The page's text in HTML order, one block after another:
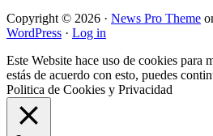
Copyright © 2026 · News Pro Theme
WordPress · Log in
Este Website hace uso de cookies para
estás de acuerdo con esto, puedes
Politica de Cookies y Privacidad